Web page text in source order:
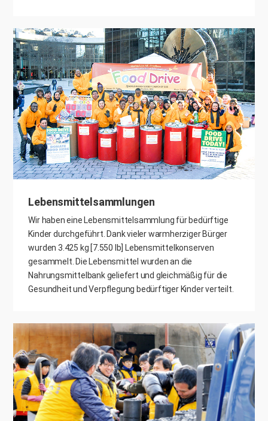
Lebensmittelsammlungen
Wir haben eine Lebensmittelsammlung für bedürftige
Kinder durchgeführt. Dank vieler warmherziger Bürger
wurden 3.425 kg [7.550 lb] Lebensmittelkonserven
gesammelt. Die Lebensmittel wurden an die
Nahrungsmittelbank geliefert und gleichmäßig für die
Gesundheit und Verpflegung bedürftiger Kinder verteilt.